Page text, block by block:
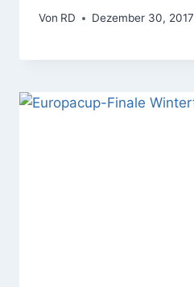
Von RD Dezember 30, 2017